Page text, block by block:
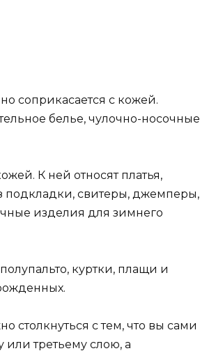
соприкасается с кожей.
белье, чулочно-носочные
К ней относят платья,
подкладки, свитеры, джемперы,
изделия для зимнего
куртки, плащи и
столкнуться с тем, что вы сами
третьему слою, а